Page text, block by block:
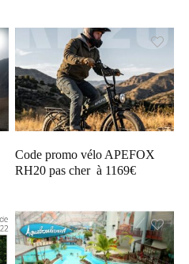
Code promo vélo APEFOX
RH20 pas cher à 1169€